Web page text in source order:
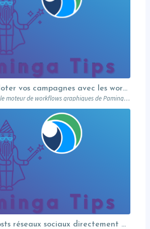
Visualiser et piloter vos campagnes avec les workflows graphiques Paminga.
Découvrez comment le moteur de workflows graphiques de Paminga vous permet de visualiser toute la logique de vos campagnes en un seul coup d’œil — branches conditionnelles, AB tests, waits et intégration Salesforce.
Planifier vos posts réseaux sociaux directement depuis votre MA